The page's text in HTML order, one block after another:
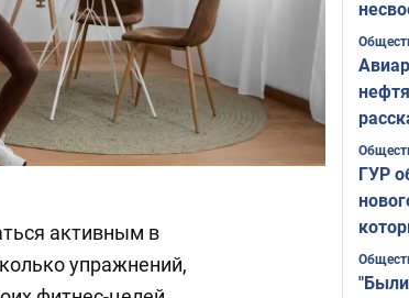
активным в
упражнений,
ГУР